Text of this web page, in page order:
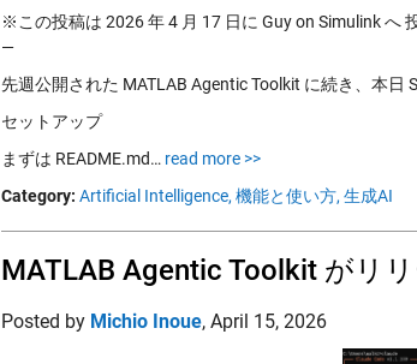
※この投稿は 2026 年 4 月 17 日に Guy on Simulink へ
—
先週公開された MATLAB Agentic Toolkit に続き、本日
セットアップ
まずは README.md… read more >>
Category: Artificial Intelligence, 機能と使い方, 生成AI
MATLAB Agentic Toolkit がリ
Posted by Michio Inoue, April 15, 2026